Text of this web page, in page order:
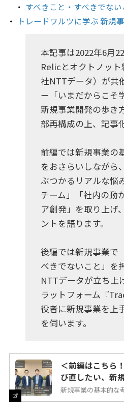
すべきこと・すべきでない
トレードワルツに学ぶ 新規
本記事は2022年6月
Relicとオクトノッ
社NTTデータ）が共
ー「いまだからこそ
新規事業開発の歩き
部再構成の上、記事
前編では新規事業の
をおさらいしながら
ぶつかるリアルな悩
チーム」「社内の動
ア創発」を取り上げ
ントを語ります。
後編では新規事業で
べきでないこと」を
NTTデータが立ち上
ラットフォーム『
役者に新規事業を上
を伺います。
＜前編はこちら
び直したい、新
編】
新規事業の基本的な
際の現場でぶつかる
ーム」「社内の動か